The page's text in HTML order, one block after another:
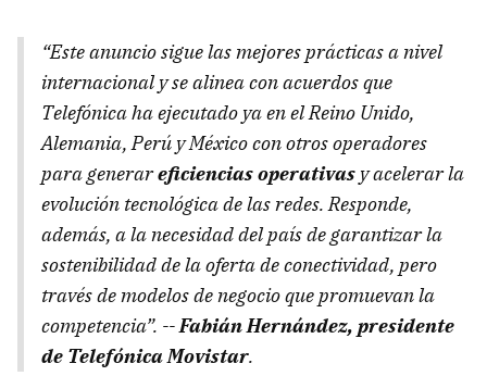
“Este anuncio sigue las mejores prácticas a nivel
internacional y se alinea con acuerdos que
Telefónica ha ejecutado ya en el Reino Unido,
Alemania, Perú y México con otros operadores
para generareficiencias operativas y acelerar la
evolución tecnológica de las redes. Responde,
además, a la necesidad del país de garantizar la
sostenibilidad de la oferta de conectividad, pero
través de modelos de negocio que promuevan la
competencia”. --Fabián Hernández, presidente
de Telefónica Movistar.